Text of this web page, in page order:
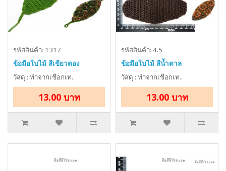
รหัสสินค้า: 1317
ข้อมือใบไม้ สีเขียวตอง
วัสดุ : ทำจากเชือกเท..
13.00 บาท
รหัสสินค้า: 4.5
ข้อมือใบไม้ สีน้ำตาล
วัสดุ : ทำจากเชือกเท..
13.00 บาท